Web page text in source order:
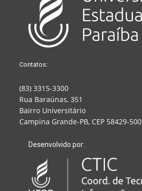
Contatos:
(83) 3315-3300
Rua Baraúnas, 351
Bairro Universitário
Campina Grande-PB, CEP 58429-500
Desenvolvido por: